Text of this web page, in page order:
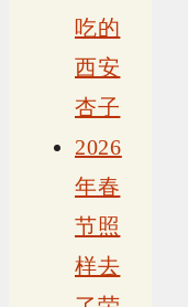
吃的
西安
杏子
2026
年春
节照
样去